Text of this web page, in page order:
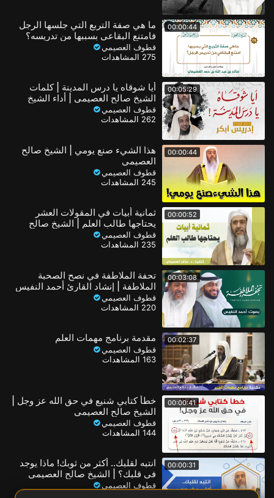
00:00:44
ما هي صفة التربع التي جلسها الرجل
فامتنع البقاعي بسببها من تدريسه؟
قطوف العصيمي
275 المشاهدات
00:05:29
أيا شوقاه يا درس المدينة | كلمات
الشيخ صالح العصيمي | أداء الشيخ
إدريس أبكر
قطوف العصيمي
262 المشاهدات
00:00:44
هذا الشيء صنع يومي | الشيخ صالح
العصيمي
قطوف العصيمي
245 المشاهدات
00:00:52
ثمانية أبيات في المقولات العشر
يحتاجها طالب العلم | الشيخ صالح
العصيمي
قطوف العصيمي
235 المشاهدات
00:03:08
تحفة الملاطفة في نصح الصحبة
الملاطفة | إنشاد القارئ أحمد النفيس
قطوف العصيمي
220 المشاهدات
00:02:37 مقدمة برنامج مهمات العلم
قطوف العصيمي
163 المشاهدات
00:00:41
خطأ كتابي شنيع في حق الله عز وجل |
الشيخ صالح العصيمي
قطوف العصيمي
144 المشاهدات
00:00:31
انتبه لقلبك.. أكثر من ثوبك! ماذا يوجد
في قلبك؟ | الشيخ صالح العصيمي
قطوف العصيمي